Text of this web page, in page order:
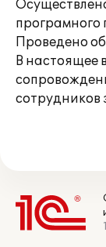
програмного
Проведено
В настоящее
сотрудников